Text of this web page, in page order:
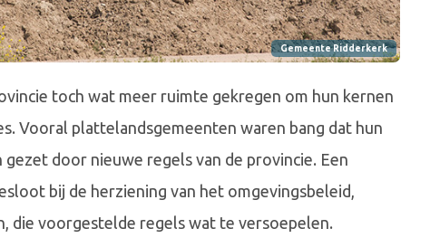
Gemeente Ridderkerk
toch wat meer ruimte gekregen om hun kernen
Vooral plattelandsgemeenten waren bang dat hun
door nieuwe regels van de provincie. Een
bij de herziening van het omgevingsbeleid,
die voorgestelde regels wat te versoepelen.